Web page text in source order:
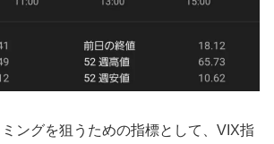
ングを狙うための指標として、VIX指